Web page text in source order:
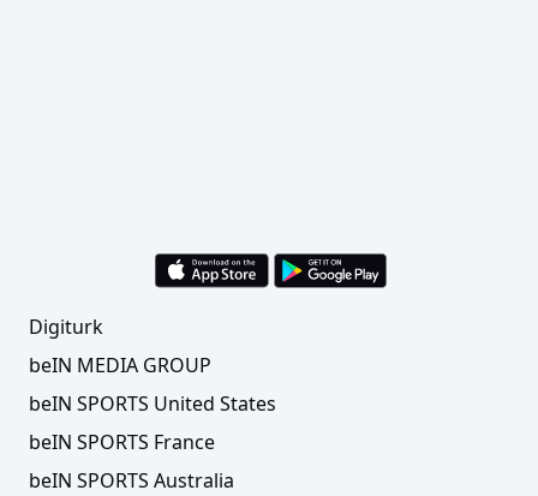
Digiturk
beIN MEDIA GROUP
beIN SPORTS United States
beIN SPORTS France
beIN SPORTS Australia